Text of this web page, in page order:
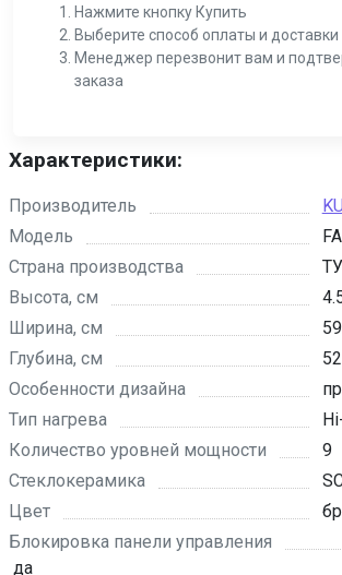
Нажмите кнопку Купить
Выберите способ оплаты и доставки
Менеджер перезвонит вам и
заказа
Характеристики:
Производитель
Модель
Страна производства
Высота, см
Ширина, см
Глубина, см
Особенности дизайна
Тип нагрева
Количество уровней мощности
9
Стеклокерамика
Цвет
Блокировка панели управления
да